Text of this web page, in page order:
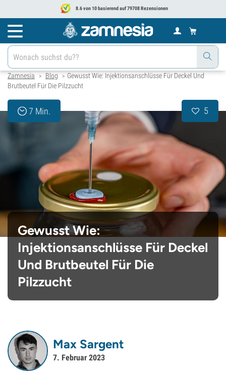
8.6 von 10 basierend auf 79708 Rezensionen
Zamnesia > Blog > Gewusst Wie: Injektionsanschlüsse Für Deckel Und
Brutbeutel Für Die Pilzzucht
7 Min. 5
Gewusst Wie:
Injektionsanschlüsse Für Deckel
Und Brutbeutel Für Die
Pilzzucht
Max Sargent
7. Februar 2023